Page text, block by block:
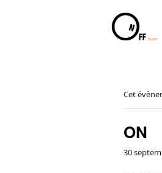
Cet
ON
30